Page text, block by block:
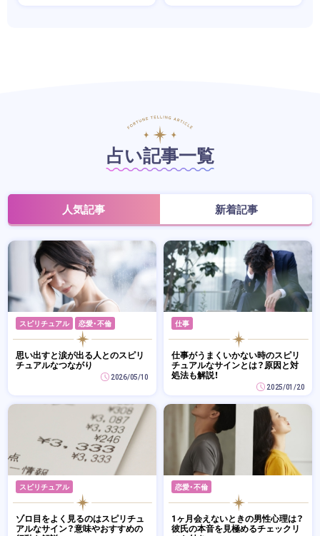
占い記事一覧
人気記事 新着記事
スピリチュアル 恋愛・不倫
思い出すと涙が出る人とのスピリ
チュアルなつながり
2026/05/10
仕事
仕事がうまくいかない時のスピリ
チュアルなサインとは？原因と対
処法も解説！
2025/01/20
スピリチュアル
ゾロ目をよく見るのはスピリチュ
アルなサイン？意味やおすすめの
恋愛・不倫
1ヶ月会えないときの男性心理は？
彼氏の本音を見極めるチェックリ